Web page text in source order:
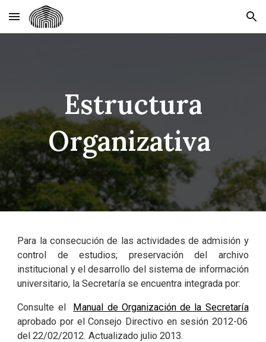
Skip to main content Skip to navigation
Estructura
Organizativa
Para la consecución de las actividades de admisión y
control de estudios; preservación del archivo
institucional y el desarrollo del sistema de información
universitario, la Secretaría se encuentra integrada por:
Consulte el Manual de Organización de la Secretaría
aprobado por el Consejo Directivo en sesión 2012-06
del 22/02/2012. Actualizado julio 2013.